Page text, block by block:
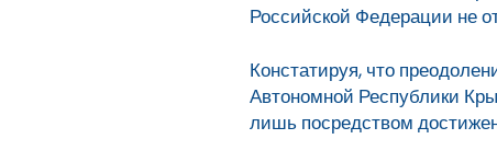
Российской Федерации не
Констатируя, что
Автономной Республики
лишь посредством